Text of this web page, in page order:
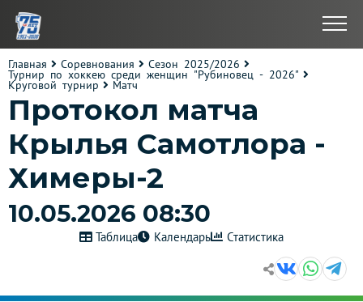
Главная Соревнования
Сезон 2025/2026
Турнир по хоккею среди женщин "Рубиновец - 2026"
Круговой турнир
Матч
Протокол матча
Крылья Самотлора -
Химеры-2
10.05.2026 08:30
Таблица Календарь Статистика